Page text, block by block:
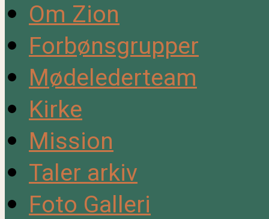
Om Zion
Forbønsgrupper
Mødelederteam
Kirke
Mission
Taler arkiv
Foto Galleri